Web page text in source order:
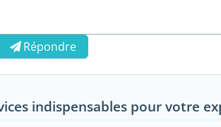
Répondre
indispensables pour votre